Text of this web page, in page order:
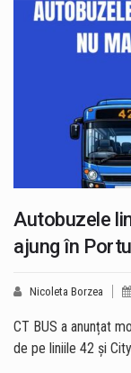
Autobuzele
ajung în
Nicoleta Borzea
CT BUS a anunțat
de pe liniile 42 și